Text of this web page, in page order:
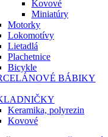
Kovové
Miniatúry
Motorky
Lokomotívy
Lietadlá
Plachetnice
Bicykle
BÁBIKY
Keramika, polyrezin
Kovové